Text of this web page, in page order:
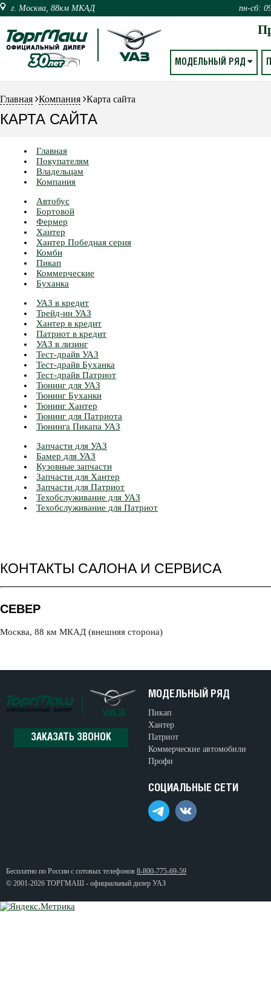
г. Москва, 88км МКАД пн-сб:
МОДЕЛЬНЫЙ РЯД
Главная Компания Карта сайта
КАРТА САЙТА
Главная
Покупателям
Владельцам
Компания
Автобус
Бортовой
Фермер
Хантер
Хантер Победная серия
Комби
Пикап
Коммерческие
Буханка
УАЗ в кредит
Трейд-ин УАЗ
Хантер в кредит
Патриот в кредит
УАЗ в лизинг
Тест-драйв УАЗ
Тест-драйв Буханка
Тест-драйв Патриот
Тюнинг для УАЗ
Тюнинг Буханки
Тюнинг Хантер
Тюнинг для Патриота
Тюнинга Пикапа УАЗ
Запчасти для УАЗ
Бамер для УАЗ
Кузовные запчасти
Запчасти для Хантер
Запчасти для Патриот
Техобслуживание для УАЗ
Техобслуживание для Патриот
КОНТАКТЫ САЛОНА И СЕРВИСА
СЕВЕР
Москва, 88 км МКАД (внешняя сторона)
ЗАКАЗАТЬ ЗВОНОК
МОДЕЛЬНЫЙ РЯД
Пикап
Хантер
Патриот
Коммерческие автомобили
Профи
СОЦИАЛЬНЫЕ СЕТИ
Бесплатно по России с сотовых телефонов 8-800-775-69-59
© 2001-2026 ТОРГМАШ - официальный дилер УАЗ